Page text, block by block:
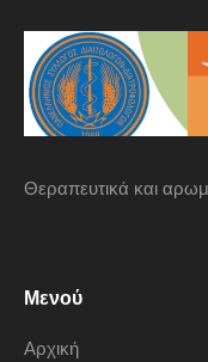
Θεραπευτικά και
Μενού
Αρχική